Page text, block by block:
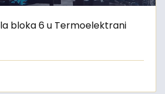
bloka 6 u Termoelektrani